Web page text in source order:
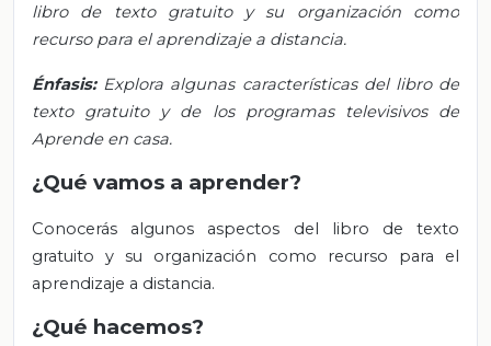
libro de texto gratuito y su organización como
recurso para el aprendizaje a distancia.
Énfasis: Explora algunas características del libro de
texto gratuito y de los programas televisivos de
Aprende en casa.
¿Qué vamos a aprender?
Conocerás algunos aspectos del libro de texto
gratuito y su organización como recurso para el
aprendizaje a distancia.
¿Qué hacemos?